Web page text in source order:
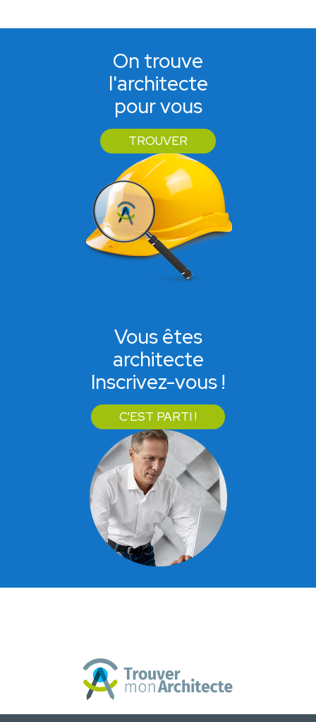
On trouve
l'architecte
pour vous
TROUVER
Vous êtes
architecte
Inscrivez-vous !
C'EST PARTI !